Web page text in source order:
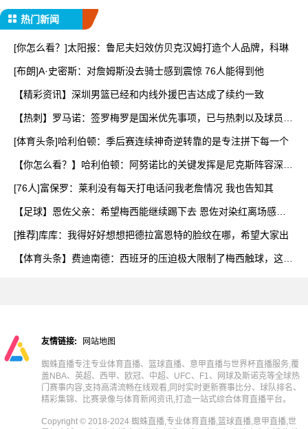
热门新闻
[你怎么看？]太阳报：鲁尼夫妇效仿贝克汉姆打造个人品牌，科琳
[布朗]A·史密斯：对詹姆斯没去骑士感到震惊 76人能得到他
【精彩资讯】深圳男篮已经和内线外援巴吉达成了续约一致
【热刺】罗马诺：签罗梅罗是国米优先事项，已与热刺以及球员阵
[体育头条]哈利伯顿：季后赛连续神奇逆转靠的是专注拼下每一个
【你怎么看？】哈利伯顿：阿努诺比的关键发挥是尼克斯阵容深度
[76人]富保罗：莱利没有每天打电话问我老詹情况 我也告知其
【足球】恩佐父亲：希望梅西能继续踢下去 恩佐对染红离场感到
[推荐]库库：我得好好想想把德拉富恩特的脸纹在哪，希望大家出
【体育头条】费迪南德：西班牙的压迫极大限制了梅西触球，这是
友情链接: 网站地图
蜘蛛直播专注专业体育直播、篮球直播、意甲直播与世界杯直播服务,覆
盖NBA、英超、西甲、欧冠、中超、UFC、F1、网球及斯诺克等全球热
门赛事内容,支持高清流畅在线观看,同时实时更新赛事比分、球队排名、
精彩集锦、比赛录像与体育新闻资讯,打造一站式综合体育直播平台。
Copyright © 2018-2024 蜘蛛直播,专业体育直播,篮球直播,意甲直播,世